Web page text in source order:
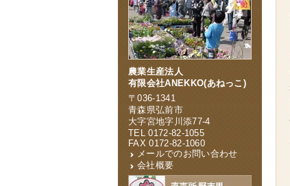
農業生産法人
有限会社ANEKKO(あねっこ)
〒036-1341
青森県弘前市
大字宮地字川添77-4
TEL 0172-82-1055
FAX 0172-82-1060
メールでのお問い合わせ
会社概要